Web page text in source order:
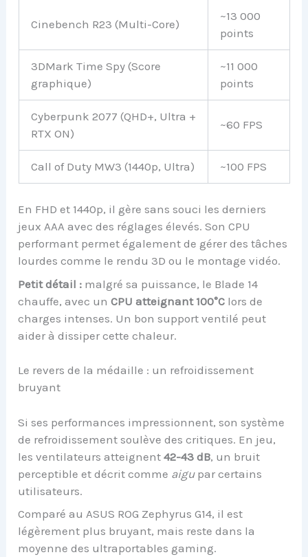
Cinebench R23 (Multi-Core)
~13 000
points
3DMark Time Spy (Score
graphique)
~11 000
points
Cyberpunk 2077 (QHD+, Ultra +
RTX ON)
~60 FPS
Call of Duty MW3 (1440p, Ultra) ~100 FPS
En FHD et 1440p, il gère sans souci les derniers
jeux AAA avec des réglages élevés. Son CPU
performant permet également de gérer des tâches
lourdes comme le rendu 3D ou le montage vidéo.
Petit détail : malgré sa puissance, le Blade 14
chauffe, avec unCPU atteignant 100°C lors de
charges intenses. Un bon support ventilé peut
aider à dissiper cette chaleur.
Le revers de la médaille : un refroidissement
bruyant
Si ses performances impressionnent, son système
de refroidissement soulève des critiques. En jeu,
les ventilateurs atteignent42-43 dB, un bruit
perceptible et décrit comme aigupar certains
utilisateurs.
Comparé au ASUS ROG Zephyrus G14, il est
légèrement plus bruyant, mais reste dans la
moyenne des ultraportables gaming.